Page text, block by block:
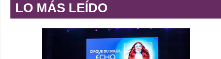
LO MÁS LEÍDO